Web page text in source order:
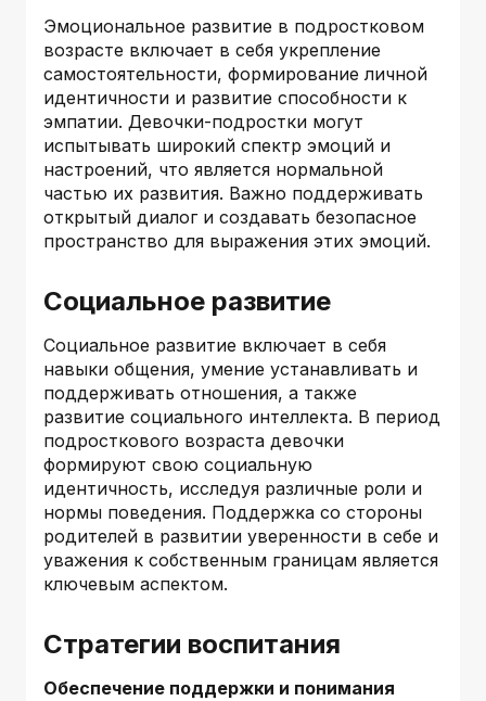
Эмоциональное развитие в подростковом
возрасте включает в себя укрепление
самостоятельности, формирование личной
идентичности и развитие способности к
эмпатии. Девочки-подростки могут
испытывать широкий спектр эмоций и
настроений, что является нормальной
частью их развития. Важно поддерживать
открытый диалог и создавать безопасное
пространство для выражения этих эмоций.
Социальное развитие
Социальное развитие включает в себя
навыки общения, умение устанавливать и
поддерживать отношения, а также
развитие социального интеллекта. В период
подросткового возраста девочки
формируют свою социальную
идентичность, исследуя различные роли и
нормы поведения. Поддержка со стороны
родителей в развитии уверенности в себе и
уважения к собственным границам является
ключевым аспектом.
Стратегии воспитания
Обеспечение поддержки и понимания